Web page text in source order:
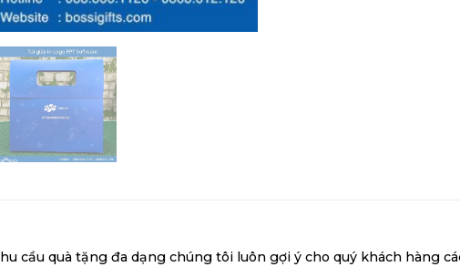
cầu quà tặng đa dạng chúng tôi luôn gợi ý cho quý khách hàng